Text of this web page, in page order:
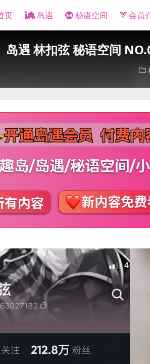
页 岛遇 秘语空间 会员
岛遇 林扣弦 秘语空间